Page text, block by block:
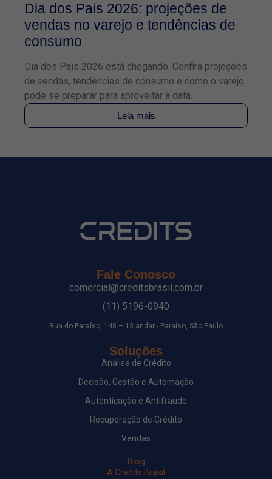
Dia dos Pais 2026: projeções de
vendas no varejo e tendências de
consumo
Dia dos Pais 2026 está chegando. Confira projeções
de vendas, tendências de consumo e como o varejo
pode se preparar para aproveitar a data.
Leia mais
Fale Conosco
comercial@creditsbrasil.com.br
(11) 5196-0940
Rua do Paraíso, 148 – 13 andar - Paraíso, São Paulo
Soluções
Analise de Crédito
Decisão, Gestão e Automação
Autenticação e Antifraude
Recuperação de Crédito
Vendas
Blog
A Credits Brasil